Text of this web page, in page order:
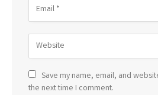
Save my name, email, and
the next time I comment.